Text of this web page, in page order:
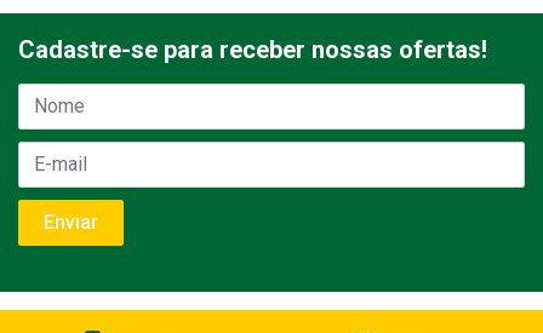
Cadastre-se para receber nossas ofertas!